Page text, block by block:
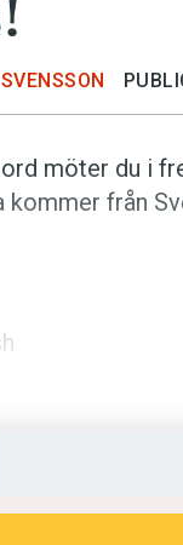
möter du i
kommer från